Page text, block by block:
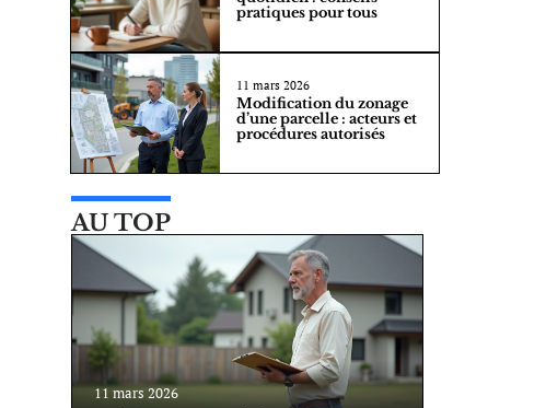
pratiques pour tous
11 mars 2026
Modification du zonage
d’une parcelle : acteurs et
procédures autorisés
AU TOP
11 mars 2026